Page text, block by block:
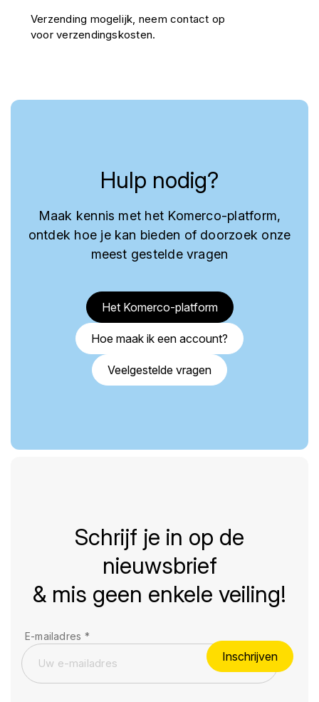
Verzending mogelijk, neem contact op
voor verzendingskosten.
Hulp nodig?
Maak kennis met het Komerco-platform,
ontdek hoe je kan bieden of doorzoek onze
meest gestelde vragen
Het Komerco-platform
Hoe maak ik een account?
Veelgestelde vragen
Schrijf je in op de
nieuwsbrief
& mis geen enkele veiling!
E-mailadres *
Inschrijven